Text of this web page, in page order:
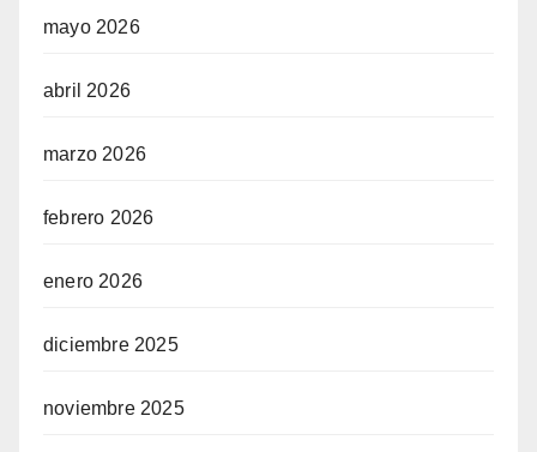
mayo 2026
abril 2026
marzo 2026
febrero 2026
enero 2026
diciembre 2025
noviembre 2025